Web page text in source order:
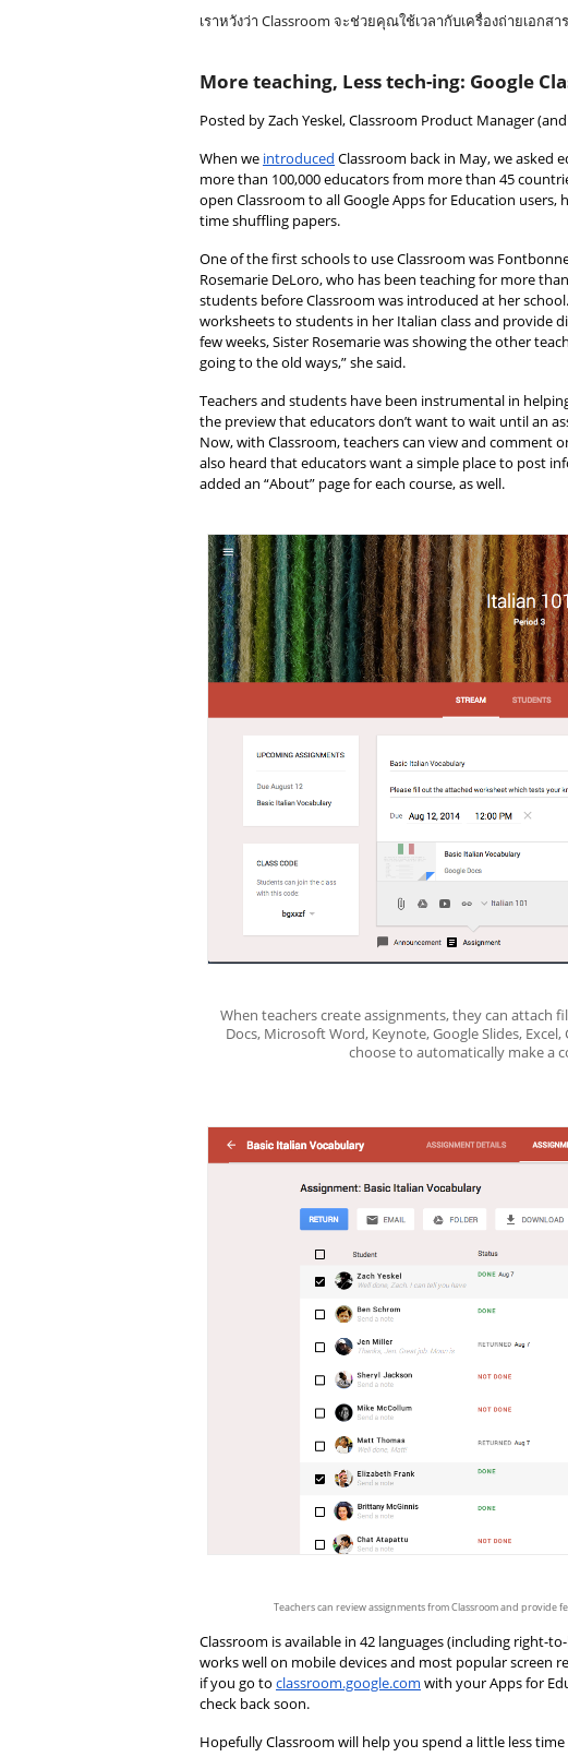
เราหวังว่า Classroom จะช่วยคุณใช้เวลากับเครื่องถ่ายเอ
More teaching, Less tech-ing: Google
Posted by Zach Yeskel, Classroom Product Manager
When we introduced Classroom back in May, we asked
more than 100,000 educators from more than 45
open Classroom to all Google Apps for Education
time shuffling papers.
One of the first schools to use Classroom was
Rosemarie DeLoro, who has been teaching for more
students before Classroom was introduced at her
worksheets to students in her Italian class and provide
few weeks, Sister Rosemarie was showing the other
going to the old ways,” she said.
Teachers and students have been instrumental in
the preview that educators don’t want to wait until an
Now, with Classroom, teachers can view and comment
also heard that educators want a simple place to post
added an “About” page for each course, as well.
When teachers create assignments, they can attach
Docs, Microsoft Word, Keynote, Google Slides,
choose to automatically make a
Teachers can review assignments from Classroom and provide
Classroom is available in 42 languages (including right-
works well on mobile devices and most popular screen
if you go to classroom.google.com with your Apps for
check back soon.
Hopefully Classroom will help you spend a little less